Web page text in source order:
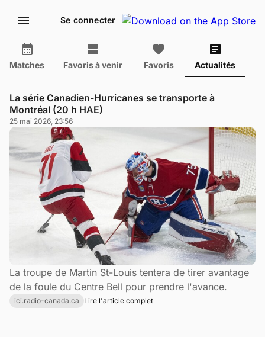
Se connecter
Matches Favoris à venir Favoris Actualités
La série Canadien-Hurricanes se transporte à
Montréal (20 h HAE)
25 mai 2026, 23:56
La troupe de Martin St-Louis tentera de tirer avantage
de la foule du Centre Bell pour prendre l'avance.
ici.radio-canada.ca Lire l'article complet